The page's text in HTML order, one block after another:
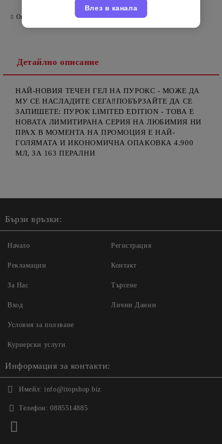
Оцени продукта
Детайлно описание
НАЙ-НОВИЯ ТЕЧЕН ГЕЛ НА ПУРОКС - МОЖЕ ДА
МУ СЕ НАСЛАДИТЕ СЕГА‼️ПОБЪРЗАЙТЕ ДА СЕ
ЗАПИШЕТЕ: ПУРОК LIMITED EDITION - ТОВА Е
НОВАТА ЛИМИТИРАНА СЕРИЯ НА ЛЮБИМИЯ НИ
ПРАХ В МОМЕНТА НА ПРОМОЦИЯ Е НАЙ-
ГОЛЯМАТА И ИКОНОМИЧНА ОПАКОВКА 4.900
МЛ, ЗА 163 ПЕРАЛНИ
Бързи връзки:
Начало
Рекламации
За Нас
Вход
Регистрация
Контакт
Търсене
Лични Данни
Условия за ползване
Куриерски услуги
Информация за контакти:
Имейл: info@itopshop.biz
Телефон: 0885514885
Влез в канала